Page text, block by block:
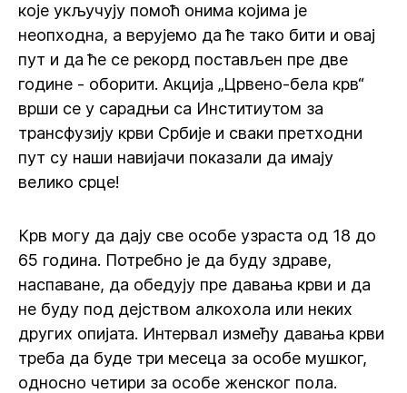
које укључују помоћ онима којима је
неопходна, а верујемо да ће тако бити и овај
пут и да ће се рекорд постављен пре две
године - оборити. Акција „Црвено-бела крв“
врши се у сарадњи са Инститиутом за
трансфузију крви Србије и сваки претходни
пут су наши навијачи показали да имају
велико срце!
Крв могу да дају све особе узраста од 18 до
65 година. Потребно је да буду здраве,
наспаване, да обедују пре давања крви и да
не буду под дејством алкохола или неких
других опијата. Интервал између давања крви
треба да буде три месеца за особе мушког,
односно четири за особе женског пола.